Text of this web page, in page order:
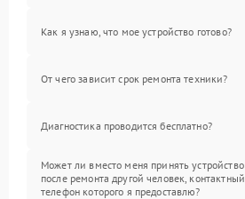
Как я узнаю, что мое устройство готово?
От чего зависит срок ремонта техники?
Диагностика проводится бесплатно?
Может ли вместо меня принять устройство
после ремонта другой человек, контактный
телефон которого я предоставлю?